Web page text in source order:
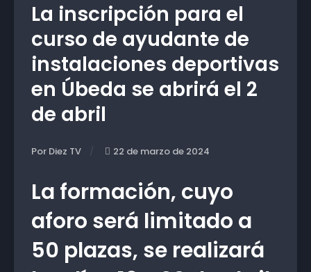
La inscripción para el
curso de ayudante de
instalaciones deportivas
en Úbeda se abrirá el 2
de abril
Por Diez TV 22 de marzo de 2024
La formación, cuyo
aforo será limitado a
50 plazas, se realizará